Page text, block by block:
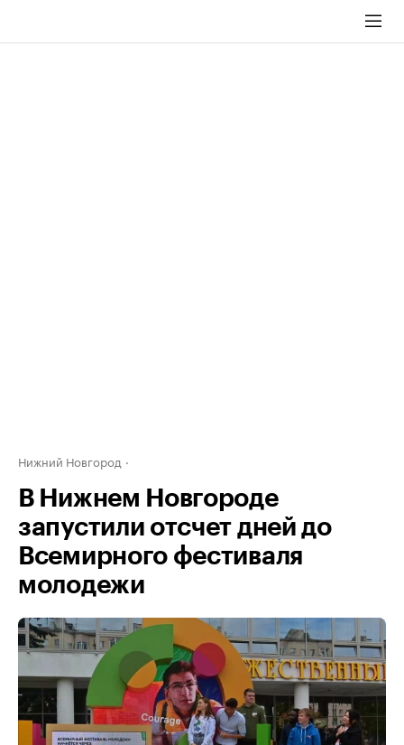
Нижний Новгород
В Нижнем Новгороде
запустили отсчет дней до
Всемирного фестиваля
молодежи